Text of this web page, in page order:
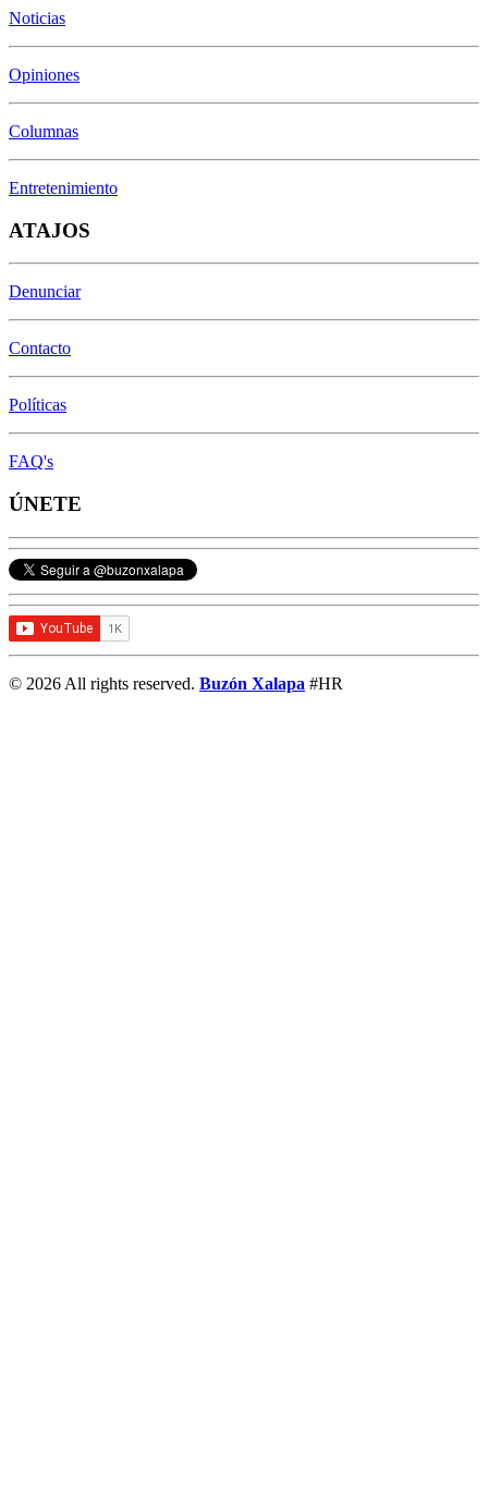
Noticias
Opiniones
Columnas
Entretenimiento
ATAJOS
Denunciar
Contacto
Políticas
FAQ's
ÚNETE
© 2026 All rights reserved. Buzón Xalapa #HR